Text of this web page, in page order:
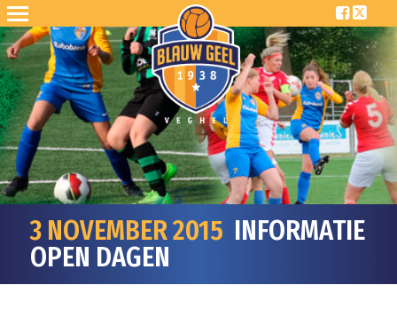
3 NOVEMBER 2015 INFORMATIE
OPEN DAGEN